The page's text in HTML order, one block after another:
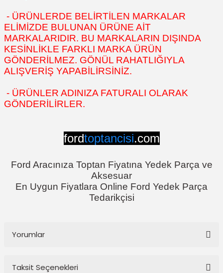
- ÜRÜNLERDE BELİRTİLEN MARKALAR
ELİMİZDE BULUNAN ÜRÜNE AİT
MARKALARIDIR. BU MARKALARIN DIŞINDA
KESİNLİKLE FARKLI MARKA ÜRÜN
GÖNDERİLMEZ. GÖNÜL RAHATLIĞIYLA
ALIŞVERİŞ YAPABİLİRSİNİZ.
- ÜRÜNLER ADINIZA FATURALI OLARAK
GÖNDERİLİRLER.
fordtoptancisi.com
Ford Aracınıza Toptan Fiyatına Yedek Parça ve
Aksesuar
En Uygun Fiyatlara Online Ford Yedek Parça
Tedarikçisi
Yorumlar
Taksit Seçenekleri